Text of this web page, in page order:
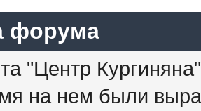
форума
"Центр
на нем были